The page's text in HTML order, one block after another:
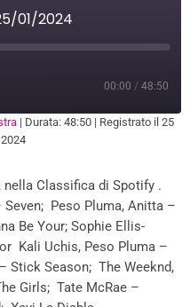
01/2024
00:00 / 48:50
| Durata: 48:50 | Registrato il 25
Classifica di Spotify .
Peso Pluma, Anitta –
Be Your; Sophie Ellis-
Kali Uchis, Peso Pluma –
Stick Season; The Weeknd,
Girls; Tate McRae –